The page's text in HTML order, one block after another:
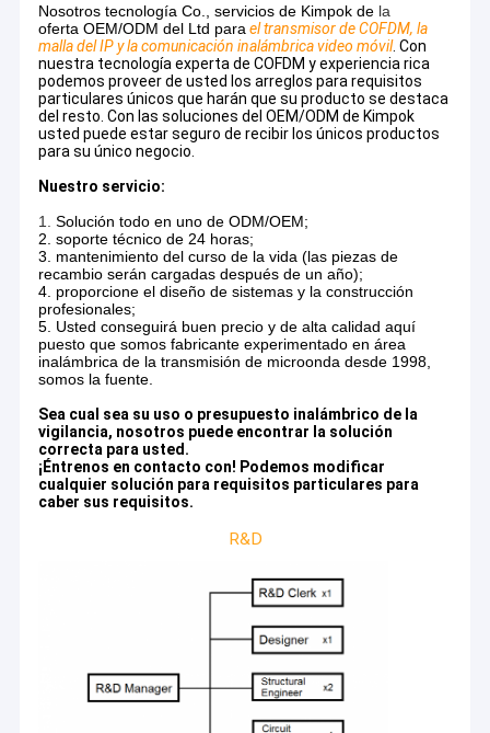
Nosotros tecnología Co., servicios de Kimpok de la
oferta OEM/ODM del Ltd para el transmisor de COFDM, la
malla del IP y la comunicación inalámbrica video móvil. Con
nuestra tecnología experta de COFDM y experiencia rica
podemos proveer de usted los arreglos para requisitos
particulares únicos que harán que su producto se destaca
del resto. Con las soluciones del OEM/ODM de Kimpok
usted puede estar seguro de recibir los únicos productos
para su único negocio.
Nuestro servicio:
1.Solución todo en uno de ODM/OEM;
2. soporte técnico de 24 horas;
3. mantenimiento del curso de la vida (las piezas de
recambio serán cargadas después de un año);
4. proporcione el diseño de sistemas y la construcción
profesionales;
5. Usted conseguirá buen precio y de alta calidad aquí
puesto que somos fabricante experimentado en área
inalámbrica de la transmisión de microonda desde 1998,
somos la fuente.
Sea cual sea su uso o presupuesto inalámbrico de la
vigilancia, nosotros puede encontrar la solución
correcta para usted.
¡Éntrenos en contacto con! Podemos modificar
cualquier solución para requisitos particulares para
caber sus requisitos.
R&D